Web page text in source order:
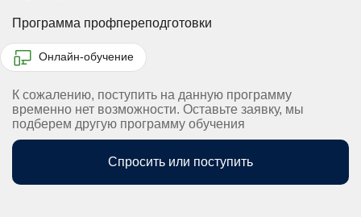
Программа профпереподготовки
Онлайн-обучение
К сожалению, поступить на данную программу
временно нет возможности. Оставьте заявку, мы
подберем другую программу обучения
Спросить или поступить